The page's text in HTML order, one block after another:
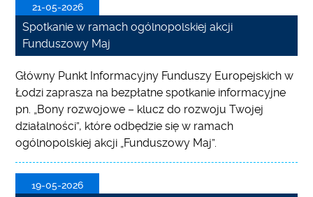
21-05-2026
Spotkanie w ramach ogólnopolskiej akcji
Funduszowy Maj
Główny Punkt Informacyjny Funduszy Europejskich w
Łodzi zaprasza na bezpłatne spotkanie informacyjne
pn. „Bony rozwojowe – klucz do rozwoju Twojej
działalności”, które odbędzie się w ramach
ogólnopolskiej akcji „Funduszowy Maj”.
19-05-2026